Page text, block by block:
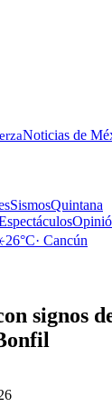
Noticias de
SismosQuintana
26°C· Cancún
signos